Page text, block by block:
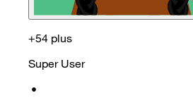
+54 plus
Super User
•